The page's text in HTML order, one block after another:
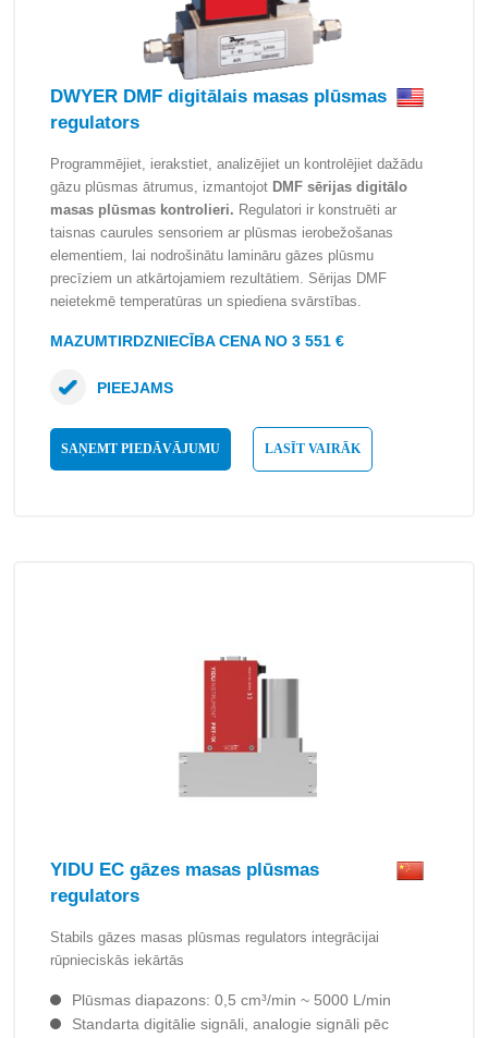
DWYER DMF digitālais masas plūsmas
regulators
Programmējiet, ierakstiet, analizējiet un kontrolējiet dažādu
gāzu plūsmas ātrumus, izmantojot DMF sērijas digitālo
masas plūsmas kontrolieri. Regulatori ir konstruēti ar
taisnas caurules sensoriem ar plūsmas ierobežošanas
elementiem, lai nodrošinātu lamināru gāzes plūsmu
precīziem un atkārtojamiem rezultātiem. Sērijas DMF
neietekmē temperatūras un spiediena svārstības.
MAZUMTIRDZNIECĪBA CENA NO 3 551 €
SAŅEMT PIEDĀVĀJUMU LASĪT VAIRĀK
PIEEJAMS
YIDU EC gāzes masas plūsmas
regulators
Stabils gāzes masas plūsmas regulators integrācijai
rūpnieciskās iekārtās
Plūsmas diapazons: 0,5 cm³/min ~ 5000 L/min
Standarta digitālie signāli, analogie signāli pēc